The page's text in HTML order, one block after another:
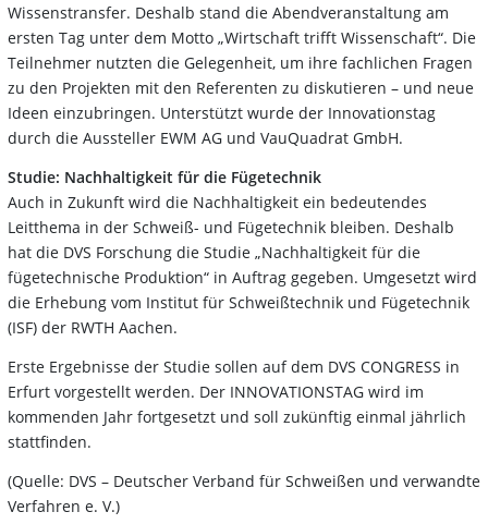
Wissenstransfer. Deshalb stand die Abendveranstaltung am
ersten Tag unter dem Motto „Wirtschaft trifft Wissenschaft“. Die
Teilnehmer nutzten die Gelegenheit, um ihre fachlichen Fragen
zu den Projekten mit den Referenten zu diskutieren – und neue
Ideen einzubringen. Unterstützt wurde der Innovationstag
durch die Aussteller EWM AG und VauQuadrat GmbH.
Studie: Nachhaltigkeit für die Fügetechnik
Auch in Zukunft wird die Nachhaltigkeit ein bedeutendes
Leitthema in der Schweiß- und Fügetechnik bleiben. Deshalb
hat die DVS Forschung die Studie „Nachhaltigkeit für die
fügetechnische Produktion“ in Auftrag gegeben. Umgesetzt wird
die Erhebung vom Institut für Schweißtechnik und Fügetechnik
(ISF) der RWTH Aachen.
Erste Ergebnisse der Studie sollen auf dem DVS CONGRESS in
Erfurt vorgestellt werden. Der INNOVATIONSTAG wird im
kommenden Jahr fortgesetzt und soll zukünftig einmal jährlich
stattfinden.
(Quelle: DVS – Deutscher Verband für Schweißen und verwandte
Verfahren e. V.)